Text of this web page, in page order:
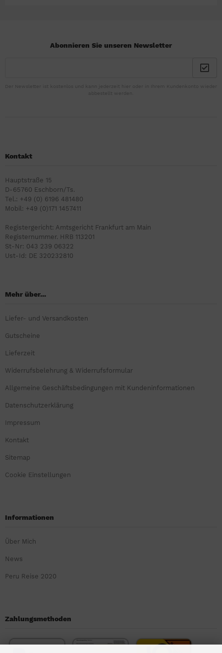
Abonnieren Sie unseren Newsletter
Der Newsletter ist kostenlos und kann jederzeit hier oder in Ihrem Kundenkonto wieder
abbestellt werden.
Kontakt
Hauptstraße 15
D-65760 Eschborn/Ts.
Tel.: +49 (0) 6196 481480
Mobil: +49 (0)171 1457411
Registergericht: Amtsgericht Frankfurt am Main
Registernummer. HRB 113201
St-Nr: 043 239 06322
Ust-Id: DE 320232810
Mehr über...
Liefer- und Versandkosten
Gutscheine
Lieferzeit
Widerrufsbelehrung & Widerrufsformular
Allgemeine Geschäftsbedingungen mit Kundeninformationen
Datenschutzerklärung
Impressum
Kontakt
Sitemap
Cookie Einstellungen
Informationen
Über Mich
News
Peru Reise 2020
Zahlungsmethoden